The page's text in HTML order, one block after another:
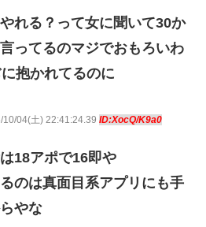
れる？って女に聞いて30か
ってるのマジでおもろいわ
抱かれてるのに
10/04(土) 22:41:24.39 ID:XocQ/K9a0
18アポで16即や
のは真面目系アプリにも手
やな